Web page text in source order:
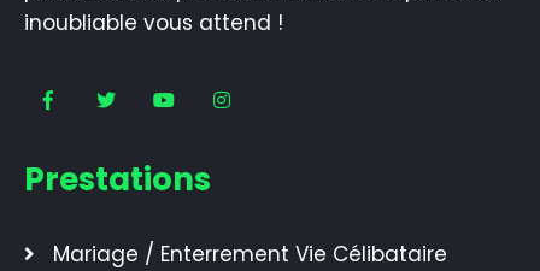
inoubliable vous attend !
Prestations
Mariage / Enterrement Vie Célibataire